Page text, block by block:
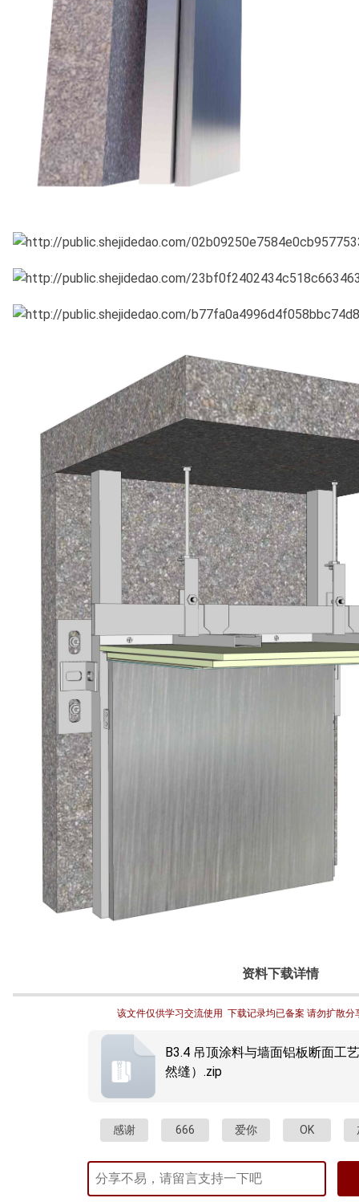
资料下载详情
该文件仅供学习交流使用  下载记录均已备案 请勿扩散分
B3.4 吊顶涂料与墙面铝板断面工
然缝）.zip
感谢 666 爱你 OK